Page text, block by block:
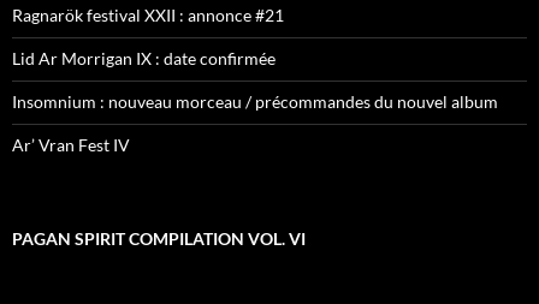
Ragnarök festival XXII : annonce #21
Lid Ar Morrigan IX : date confirmée
Insomnium : nouveau morceau / précommandes du nouvel album
Ar’ Vran Fest IV
PAGAN SPIRIT COMPILATION VOL. VI